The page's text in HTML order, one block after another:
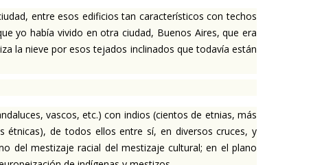
entre esos edificios tan característicos con techos
yo había vivido en otra ciudad, Buenos Aires, que era
la nieve por esos tejados inclinados que todavía están
vascos, etc.) con indios (cientos de etnias, más
étnicas), de todos ellos entre sí, en diversos cruces, y
del mestizaje racial del mestizaje cultural; en el plano